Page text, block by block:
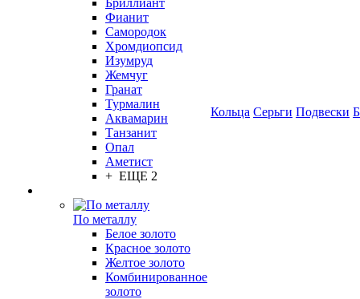
Бриллиант
Фианит
Самородок
Хромдиопсид
Изумруд
Жемчуг
Гранат
Турмалин
Аквамарин
Танзанит
Опал
Аметист
+ ЕЩЕ 2
По металлу
Белое золото
Красное золото
Желтое золото
Комбинированное
золото
Кольца Серьги Подвески